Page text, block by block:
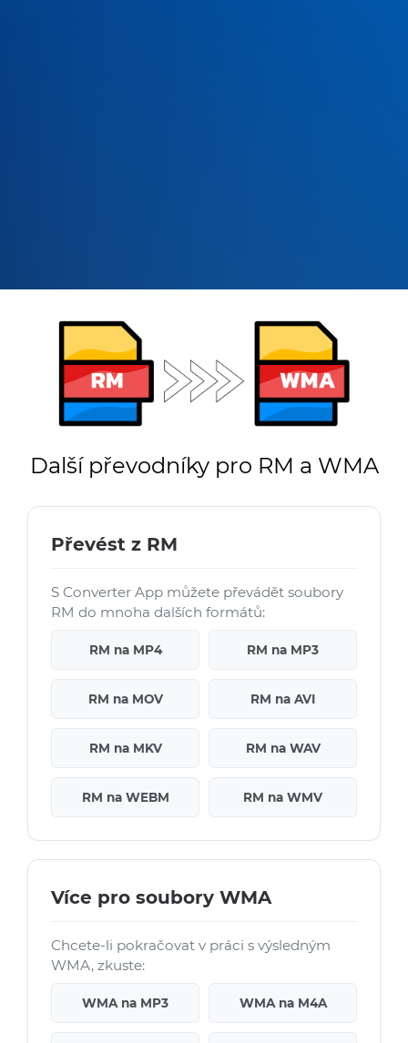
Další převodníky pro RM a WMA
Převést z RM
S Converter App můžete převádět soubory
RM do mnoha dalších formátů:
RM na MP4 RM na MP3
RM na MOV RM na AVI
RM na MKV RM na WAV
RM na WEBM RM na WMV
Více pro soubory WMA
Chcete-li pokračovat v práci s výsledným
WMA, zkuste:
WMA na MP3 WMA na M4A